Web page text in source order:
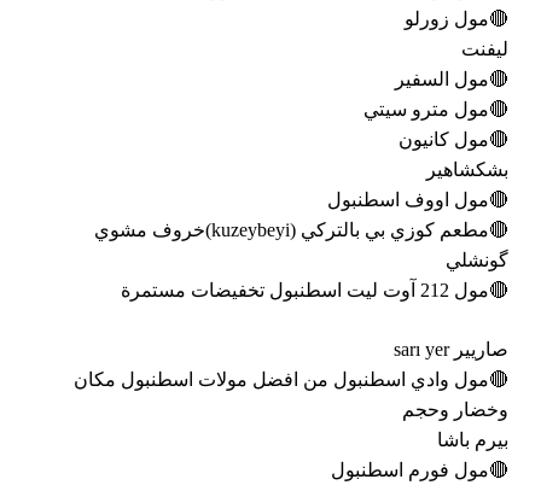
🔴مول زورلو
ليفنت
🔴مول السفير
🔴مول مترو سيتي
🔴مول كانيون
بشكشاهير
🔴مول اووف اسطنبول
🔴مطعم كوزي بي بالتركي (kuzeybeyi)خروف مشوي
گونشلي
🔴مول 212 آوت ليت اسطنبول تخفيضات مستمرة
صاريير sarı yer
🔴مول وادي اسطنبول من افضل مولات اسطنبول مكان
وخضار وحجم
بيرم باشا
🔴مول فورم اسطنبول